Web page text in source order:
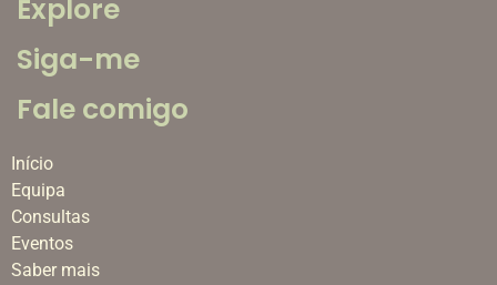
Explore
Siga-me
Fale comigo
Início
Equipa
Consultas
Eventos
Saber mais